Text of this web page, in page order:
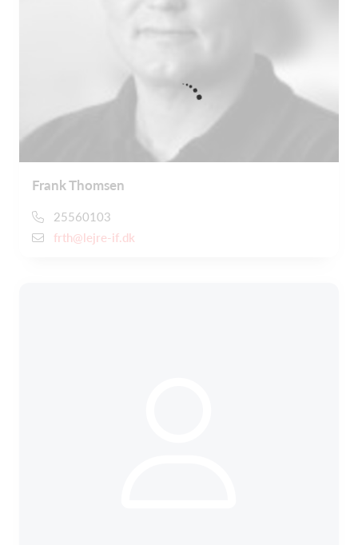
Frank Thomsen
25560103
frth@lejre-if.dk